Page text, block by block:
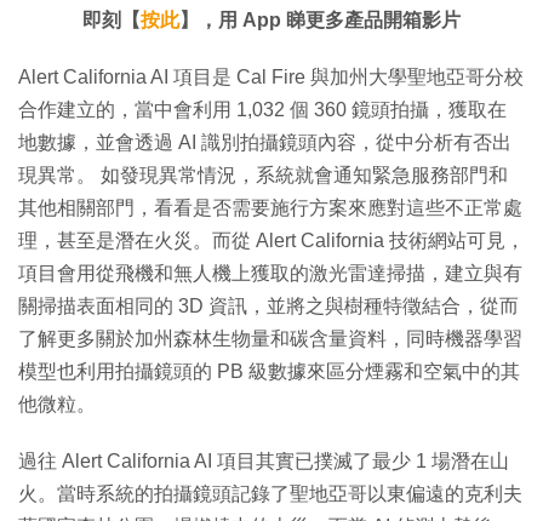
:
2
6
%
時
間
即刻【按此】，用 App 睇更多產品開箱影片
Alert California AI 項目是 Cal Fire 與加州大學聖地亞哥分校
合作建立的，當中會利用 1,032 個 360 鏡頭拍攝，獲取在
地數據，並會透過 AI 識別拍攝鏡頭內容，從中分析有否出
現異常。 如發現異常情況，系統就會通知緊急服務部門和
其他相關部門，看看是否需要施行方案來應對這些不正常處
理，甚至是潛在火災。而從 Alert California 技術網站可見，
項目會用從飛機和無人機上獲取的激光雷達掃描，建立與有
關掃描表面相同的 3D 資訊，並將之與樹種特徵結合，從而
了解更多關於加州森林生物量和碳含量資料，同時機器學習
模型也利用拍攝鏡頭的 PB 級數據來區分煙霧和空氣中的其
他微粒。
過往 Alert California AI 項目其實已撲滅了最少 1 場潛在山
火。當時系統的拍攝鏡頭記錄了聖地亞哥以東偏遠的克利夫